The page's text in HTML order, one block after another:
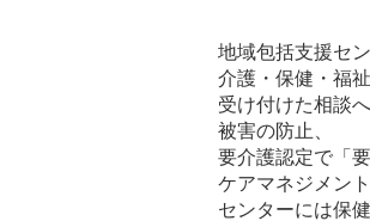
地域包括支援セ
介護・保健・福
受け付けた相談
被害の防止、
要介護認定で「
ケアマネジメン
センターには保